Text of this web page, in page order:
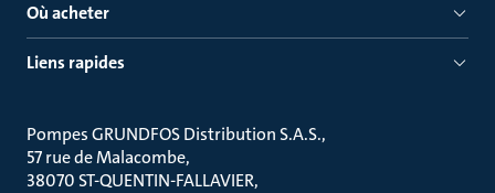
Où acheter
Liens rapides
Pompes GRUNDFOS Distribution S.A.S.
57 rue de Malacombe
38070 ST-QUENTIN-FALLAVIER